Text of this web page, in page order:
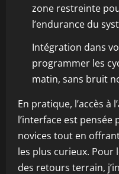
zone restreinte
l’endurance du
Intégration dans
programmer les
matin, sans bruit
En pratique, l’accès à
l’interface est
novices tout en
les plus curieux. Pour
des retours terrain,